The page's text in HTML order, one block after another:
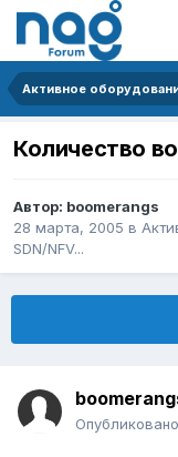
Количество
Автор: boomerangs
28 марта, 2005 в
SDN/NFV...
Опубликовано